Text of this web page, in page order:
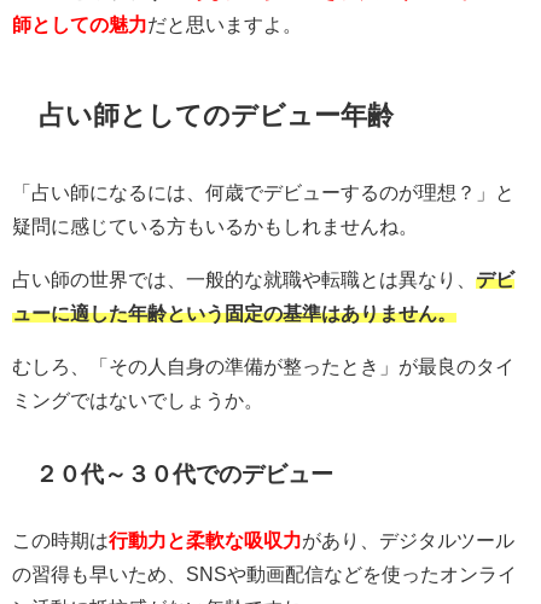
師としての魅力だと思いますよ。
占い師としてのデビュー年齢
「占い師になるには、何歳でデビューするのが理想？」と
疑問に感じている方もいるかもしれませんね。
占い師の世界では、一般的な就職や転職とは異なり、 デビ
ューに適した年齢という固定の基準はありません。
むしろ、「その人自身の準備が整ったとき」が最良のタイ
ミングではないでしょうか。
２０代～３０代でのデビュー
この時期は行動力と柔軟な吸収力があり、デジタルツール
の習得も早いため、SNSや動画配信などを使ったオンライ